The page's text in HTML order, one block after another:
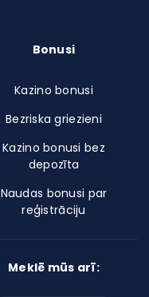
Bonusi
Kazino bonusi
Bezriska griezieni
Kazino bonusi bez
depozīta
Naudas bonusi par
reģistrāciju
Meklē mūs arī: